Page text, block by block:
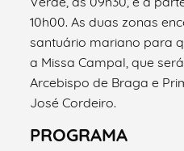
10h00. As duas zonas
santuário mariano para
a Missa Campal, que
Arcebispo de Braga e
José Cordeiro.
PROGRAMA